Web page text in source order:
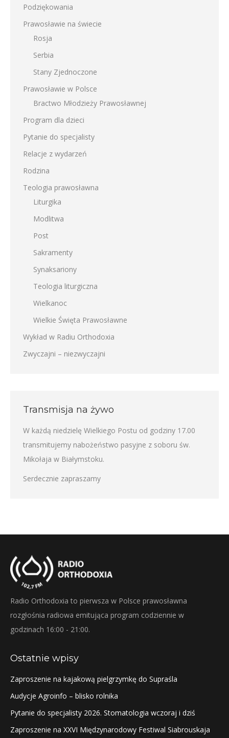
Podziękowania
Prawosławie na świecie
Rosja
Serbia
Stany Zjednoczone
Prawosławie w Polsce
Bractwo Młodzieży Prawosławnej
Program dla dzieci
Pytanie do specjalisty
Relacje z wydarzeń
Rodzina
Teologia prawosławna
Liturgika
Modlitwa
Post
Sakramenty
Synaksariony
Teologia liturgiczna
Wielkanoc
Wielkie Święta Prawosławne
Wykład w Radiu Orthodoxia
Zwyczajni – niezwyczajni
Transmisja na żywo
W każdą niedzielę Wielkiego Postu od godziny 17.00
transmitujemy nabożeństwo pasyjne z soboru św.
Mikołaja w Białymstoku.
Serdecznie zapraszamy
Radio Orthodoxia to pierwsza w Polsce prawosławna
rozgłośnia radiowa emitująca program codziennie w
godzinach 16:00 - 21:00.
Ostatnie wpisy
Zaproszenie na kajakową pielgrzymkę do Supraśla
Audycje Agroinfo – blisko rolnika
Pytanie do specjalisty 2026. Stomatologia wczoraj i dziś
Zaproszenie na XXVI Międzynarodowy Festiwal Siabrouskaja